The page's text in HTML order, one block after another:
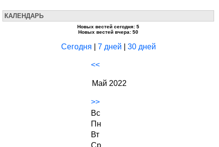
КАЛЕНДАРЬ
Новых вестей сегодня: 5
Новых вестей вчера: 50
Сегодня 7 дней 30 дней
<<
Май 2022
>>
Вс
Пн
Вт
Ср